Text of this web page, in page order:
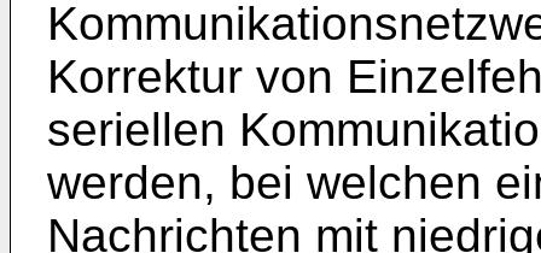
Korrektur von
seriellen
werden, bei welchen
Nachrichten mit